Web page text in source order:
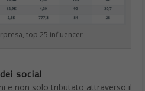
top 25 influencer
social
e non solo tributato attraverso il